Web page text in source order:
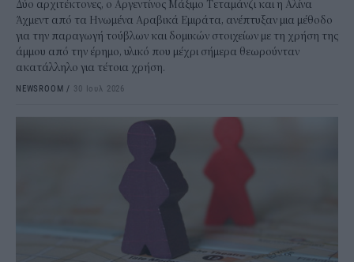
Δύο αρχιτέκτονες, ο Αργεντίνος Μάξιμο Τεταμάνζι και η Αλίνα
Άχμεντ από τα Ηνωμένα Αραβικά Εμιράτα, ανέπτυξαν μια μέθοδο
για την παραγωγή τούβλων και δομικών στοιχείων με τη χρήση της
άμμου από την έρημο, υλικό που μέχρι σήμερα θεωρούνταν
ακατάλληλο για τέτοια χρήση.
NEWSROOM / 30 Ιουλ 2026